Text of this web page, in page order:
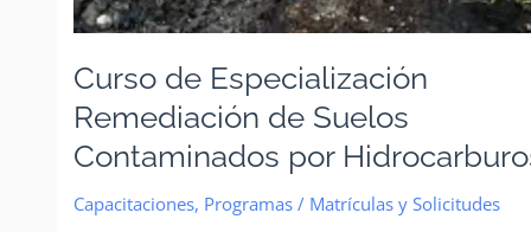
Curso de Especialización
Remediación de Suelos
Contaminados por
Capacitaciones, Programas / Matrículas y Solicitudes